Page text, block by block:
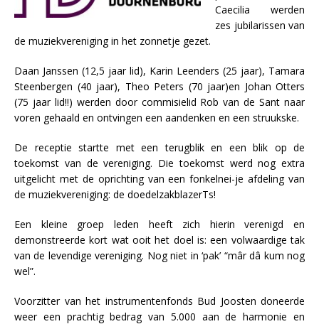
Caecilia werden
zes jubilarissen van
de muziekvereniging in het zonnetje gezet.
Daan Janssen (12,5 jaar lid), Karin Leenders (25 jaar), Tamara
Steenbergen (40 jaar), Theo Peters (70 jaar)en Johan Otters
(75 jaar lid!!) werden door commisielid Rob van de Sant naar
voren gehaald en ontvingen een aandenken en een struukske.
De receptie startte met een terugblik en een blik op de
toekomst van de vereniging. Die toekomst werd nog extra
uitgelicht met de oprichting van een fonkelnei-je afdeling van
de muziekvereniging: de doedelzakblazerTs!
Een kleine groep leden heeft zich hierin verenigd en
demonstreerde kort wat ooit het doel is: een volwaardige tak
van de levendige vereniging. Nog niet in ‘pak’ “mâr dâ kum nog
wel”.
Voorzitter van het instrumentenfonds Bud Joosten doneerde
weer een prachtig bedrag van 5.000 aan de harmonie en